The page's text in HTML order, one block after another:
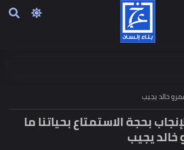
خالد يجيب
بحجة الاستمتاع بحياتنا ما
يجيب